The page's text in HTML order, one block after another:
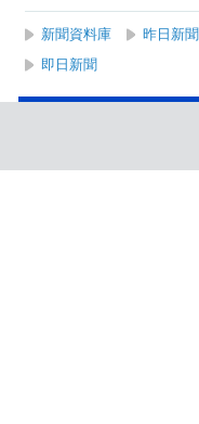
新聞資料庫
昨日新聞
即日新聞